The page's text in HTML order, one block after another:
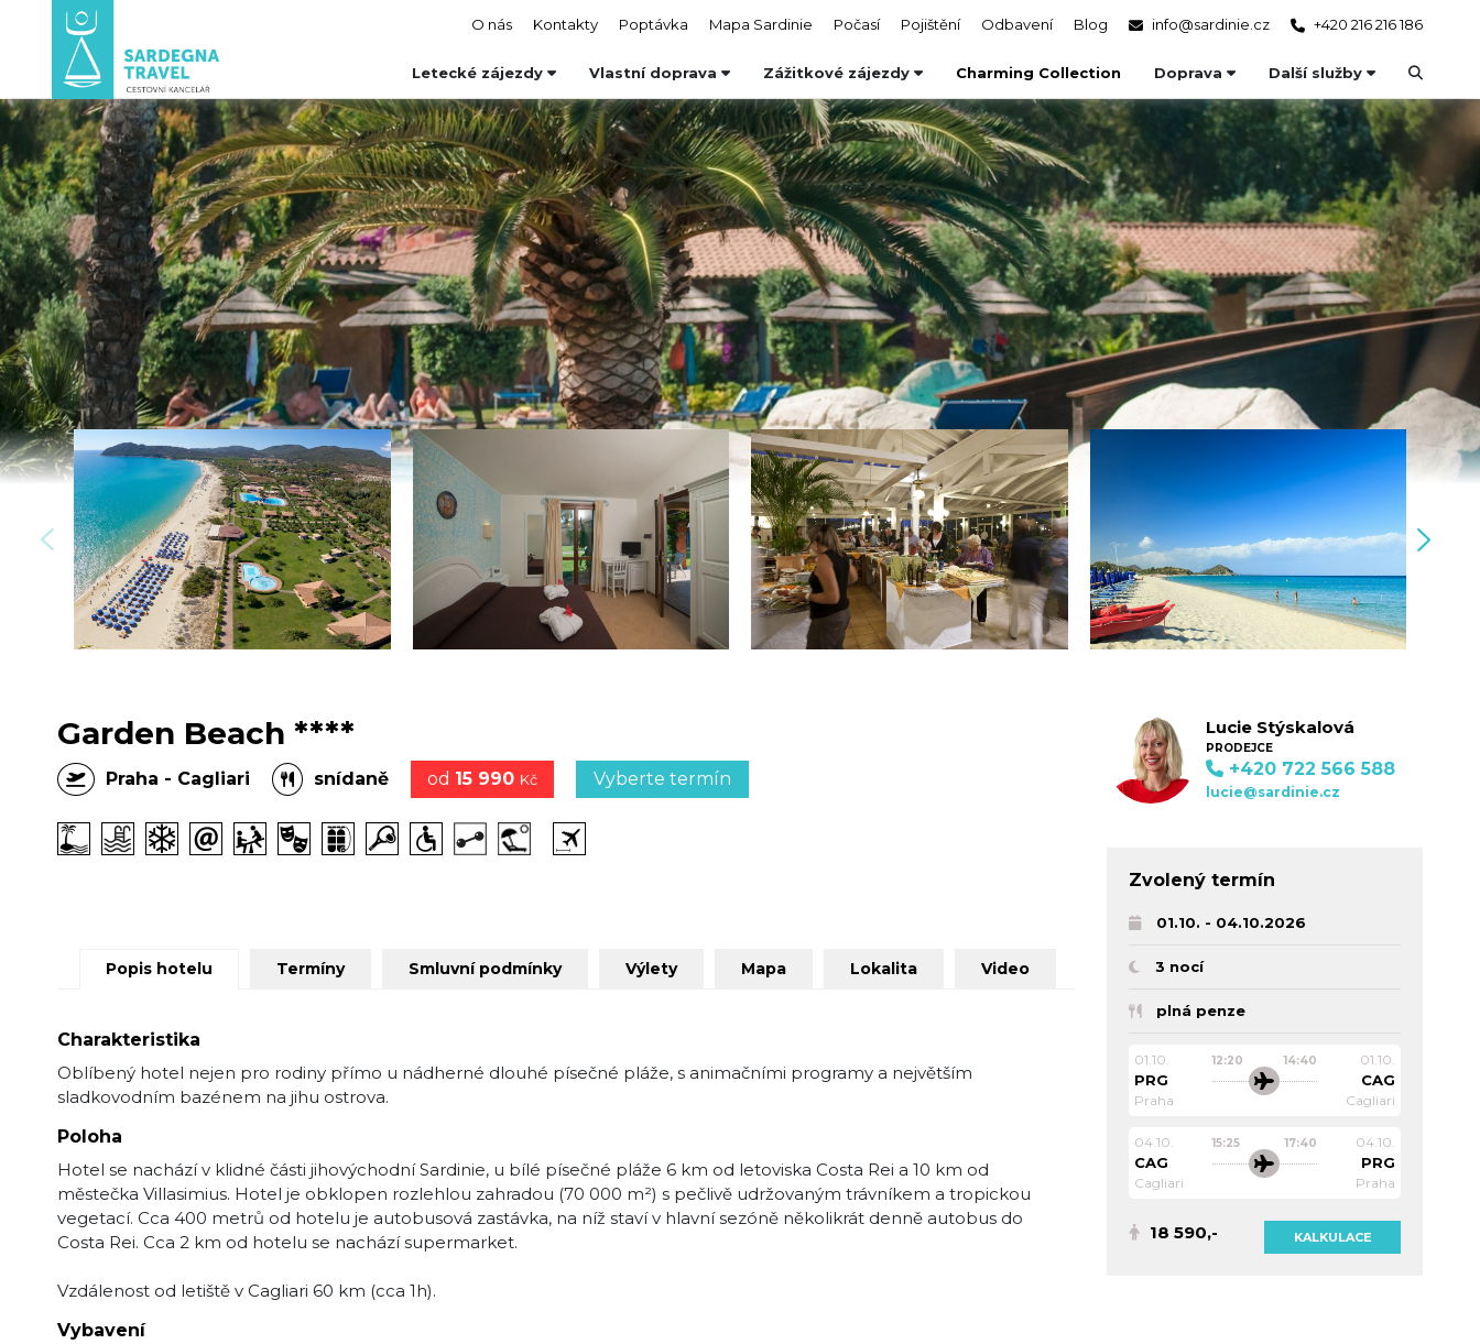
O nás Kontakty Poptávka Mapa Sardinie Počasí Pojištění Odbavení Blog info@sardinie.cz +420 216 216 186
Letecké zájezdy Vlastní doprava Zážitkové zájezdy Charming Collection Doprava Další služby
Garden Beach ****
Praha - Cagliari snídaně od 15 990 Kč Vyberte termín
Popis hotelu Termíny Smluvní podmínky Výlety Mapa Lokalita Video
Charakteristika
Oblíbený hotel nejen pro rodiny přímo u nádherné dlouhé písečné pláže, s animačními programy a největším
sladkovodním bazénem na jihu ostrova.
Poloha
Hotel se nachází v klidné části jihovýchodní Sardinie, u bílé písečné pláže 6 km od letoviska Costa Rei a 10 km od
městečka Villasimius. Hotel je obklopen rozlehlou zahradou (70 000 m²) s pečlivě udržovaným trávníkem a tropickou
vegetací. Cca 400 metrů od hotelu je autobusová zastávka, na níž staví v hlavní sezóně několikrát denně autobus do
Costa Rei. Cca 2 km od hotelu se nachází supermarket.
Vzdálenost od letiště v Cagliari 60 km (cca 1h).
Vybavení
Lucie Stýskalová
PRODEJCE
+420 722 566 588
lucie@sardinie.cz
Zvolený termín
01.10. - 04.10.2026
3 nocí
plná penze
01.10.
PRG
Praha
12:20 14:40 01.10.
CAG
Cagliari
04.10.
CAG
Cagliari
15:25 17:40 04.10.
PRG
Praha
18 590,- KALKULACE